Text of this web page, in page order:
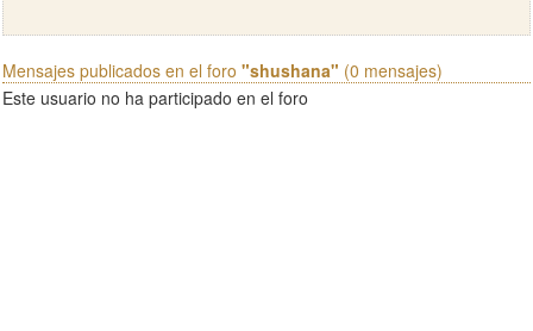
Mensajes publicados en el foro "shushana" (0 mensajes)
Este usuario no ha participado en el foro